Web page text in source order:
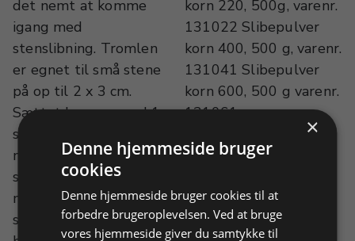
det nemt at komme
igang med
stenslibning. Tromlen
er egnet til små stene
på op til 2 x 3 cm.
Sættet leveres med 1
stk. tromlebeholder,
men der er plads til 2
stk. 1 kg. tromler i
maskinen, der kan køre
samtidig, hvis der er
korn 220, 500g, varenr.
131022 Slibepulver
korn 400, 500 g, varenr.
131041 Slibepulver
korn 600, 500 g varenr.
131061
Aluminiumsoxyd 1 kg,
varenr. 132100
Plastkugler 500 g,
varenr. 132400
Temavisen nr. 41,
×
Denne hjemmeside bruger
cookies
Denne hjemmeside bruger cookies til at
forbedre brugeroplevelsen. Ved at bruge
vores hjemmeside giver du samtykke til